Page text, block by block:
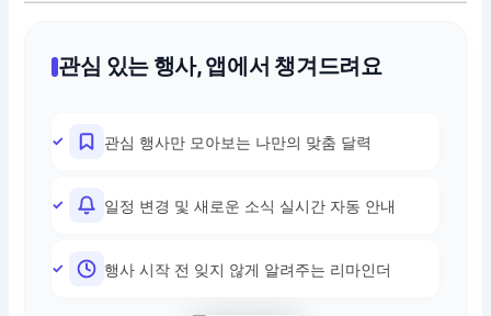
관심 있는 행사, 앱에서 챙겨드려요
관심 행사만 모아보는 나만의 맞춤 달력
일정 변경 및 새로운 소식 실시간 자동 안내
행사 시작 전 잊지 않게 알려주는 리마인더